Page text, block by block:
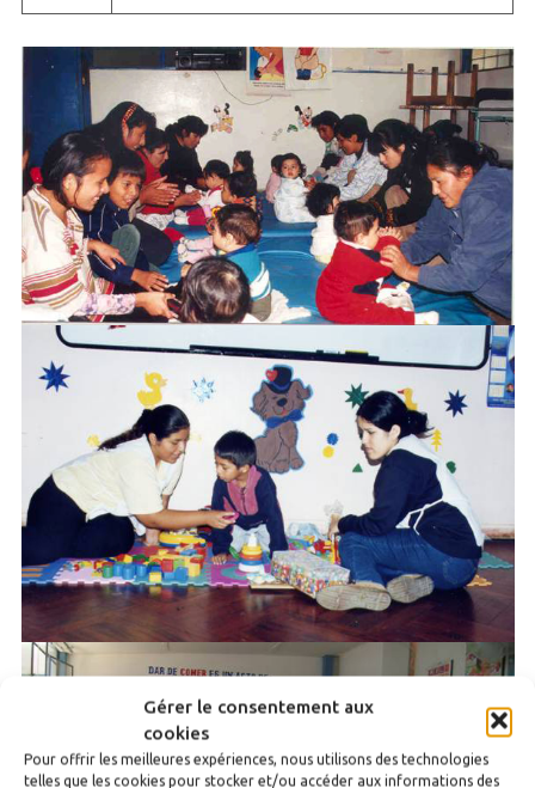
Gérer le consentement aux
cookies
Pour offrir les meilleures expériences, nous utilisons des technologies
telles que les cookies pour stocker et/ou accéder aux informations des